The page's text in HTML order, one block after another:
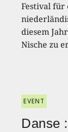
Festival für
diesem
Nische zu
EVENT
Danse